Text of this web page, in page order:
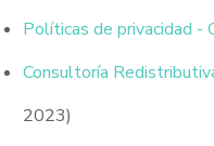
Políticas de privacidad -
Consultoría
2023)